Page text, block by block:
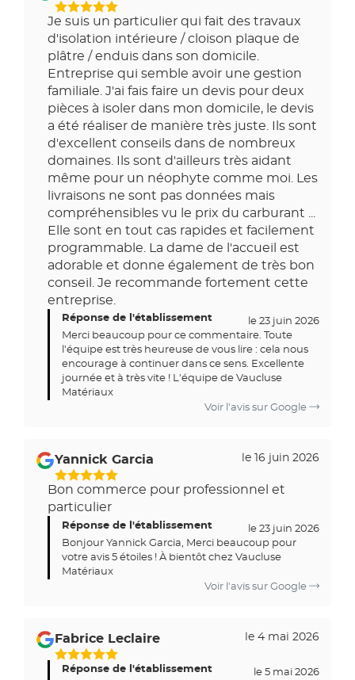
5
Étoiles
Sur
5
Je suis un particulier qui fait des travaux
d'isolation intérieure / cloison plaque de
plâtre / enduis dans son domicile.
Entreprise qui semble avoir une gestion
familiale. J'ai fais faire un devis pour deux
pièces à isoler dans mon domicile, le devis
a été réaliser de manière très juste. Ils sont
d'excellent conseils dans de nombreux
domaines. Ils sont d'ailleurs très aidant
même pour un néophyte comme moi. Les
livraisons ne sont pas données mais
compréhensibles vu le prix du carburant ...
Elle sont en tout cas rapides et facilement
programmable. La dame de l'accueil est
adorable et donne également de très bon
conseil. Je recommande fortement cette
entreprise.
Réponse de l'établissement
le 23 juin 2026
Merci beaucoup pour ce commentaire. Toute
l'équipe est très heureuse de vous lire : cela nous
encourage à continuer dans ce sens. Excellente
journée et à très vite ! L'équipe de Vaucluse
Matériaux
Voir l'avis sur Google
Yannick Garcia
5
Étoiles
Sur
le 16 juin 2026
Bon commerce pour professionnel et
particulier
Réponse de l'établissement
le 23 juin 2026
Bonjour Yannick Garcia, Merci beaucoup pour
votre avis 5 étoiles ! À bientôt chez Vaucluse
Matériaux
Voir l'avis sur Google
Fabrice Leclaire
5
Étoiles
le 4 mai 2026
Réponse de l'établissement
le 5 mai 2026